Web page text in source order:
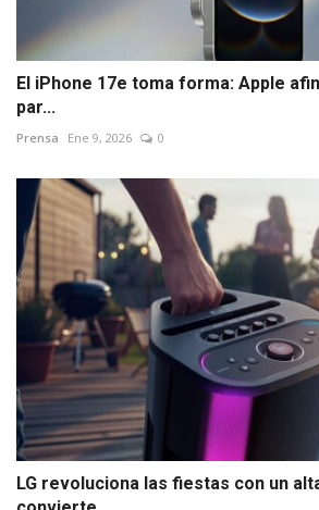
El iPhone 17e toma forma: Apple
par...
Prensa Ene 9, 2026 0
LG revoluciona las fiestas con un